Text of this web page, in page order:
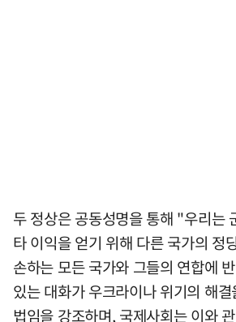
두 정상은 공동성명을 통해 "우리는
타 이익을 얻기 위해 다른 국가의 정
손하는 모든 국가와 그들의 연합에
있는 대화가 우크라이나 위기의 해
법임을 강조하며, 국제사회는 이와